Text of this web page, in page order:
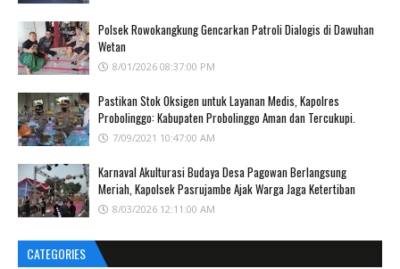
Polsek Rowokangkung Gencarkan Patroli Dialogis di Dawuhan
Wetan
8/01/2026 08:37:00 PM
Pastikan Stok Oksigen untuk Layanan Medis, Kapolres
Probolinggo: Kabupaten Probolinggo Aman dan Tercukupi.
7/09/2021 10:47:00 AM
Karnaval Akulturasi Budaya Desa Pagowan Berlangsung
Meriah, Kapolsek Pasrujambe Ajak Warga Jaga Ketertiban
8/03/2026 12:11:00 AM
CATEGORIES